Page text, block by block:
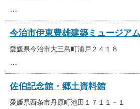
…
今治市伊東豊雄建築ミュージアム
愛媛県今治市大三島町浦戸２４１８
…
佐伯記念館・郷土資料館
愛媛県西条市丹原町池田１７１１－１